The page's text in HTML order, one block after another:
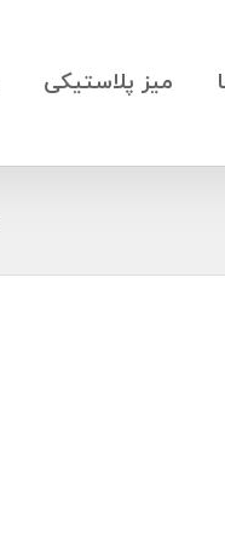
میز پلاستیکی